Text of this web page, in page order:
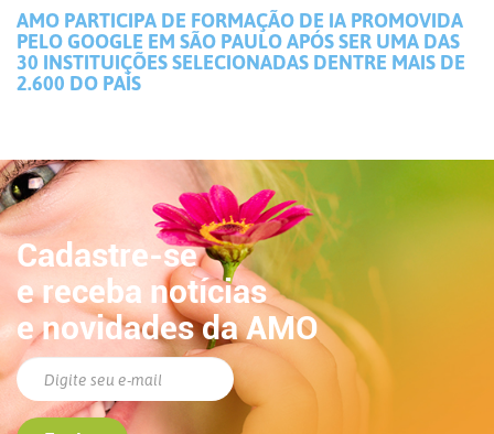
AMO PARTICIPA DE FORMAÇÃO DE IA PROMOVIDA
PELO GOOGLE EM SÃO PAULO APÓS SER UMA DAS
30 INSTITUIÇÕES SELECIONADAS DENTRE MAIS DE
2.600 DO PAÍS
Cadastre-se
e receba notícias
e novidades da AMO